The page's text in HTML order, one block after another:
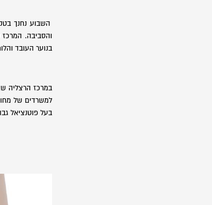
השבוע נחנך
והסביבה.
בנוער העובד
במרכז הרצליה
למשרדים של
בעל פוטנציאל